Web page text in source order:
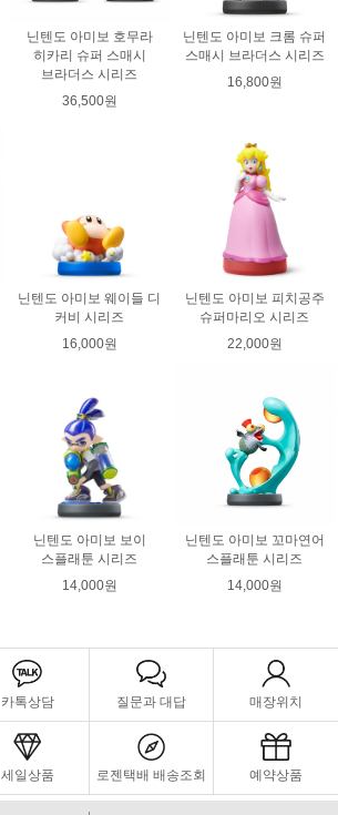
닌텐도 아미보 호무라
히카리 슈퍼 스매시
브라더스 시리즈
36,500원
닌텐도 아미보 크롬 슈퍼
스매시 브라더스 시리즈
16,800원
닌텐도 아미보 웨이들 디
커비 시리즈
16,000원
닌텐도 아미보 피치공주
슈퍼마리오 시리즈
22,000원
닌텐도 아미보 보이
스플래툰 시리즈
14,000원
닌텐도 아미보 꼬마연어
스플래툰 시리즈
14,000원
카톡상담 질문과 대답 매장위치
세일상품 로젠택배 배송조회 예약상품